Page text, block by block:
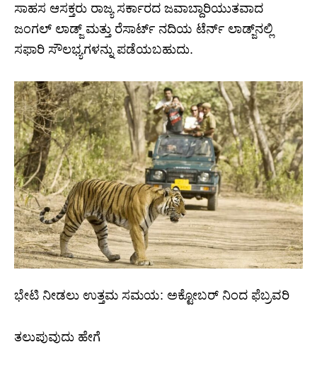
ಸಾಹಸ ಆಸಕ್ತರು ರಾಜ್ಯ ಸರ್ಕಾರದ ಜವಾಬ್ದಾರಿಯುತವಾದ
ಜಂಗಲ್ ಲಾಡ್ಜ್ ಮತ್ತು ರೆಸಾರ್ಟ್ ನದಿಯ ಟೆರ್ನ್ ಲಾಡ್ಜ್‌ನಲ್ಲಿ
ಸಫಾರಿ ಸೌಲಭ್ಯಗಳನ್ನು ಪಡೆಯಬಹುದು.
ಭೇಟಿ ನೀಡಲು ಉತ್ತಮ ಸಮಯ: ಅಕ್ಟೋಬರ್ ನಿಂದ ಫೆಬ್ರವರಿ
ತಲುಪುವುದು ಹೇಗೆ